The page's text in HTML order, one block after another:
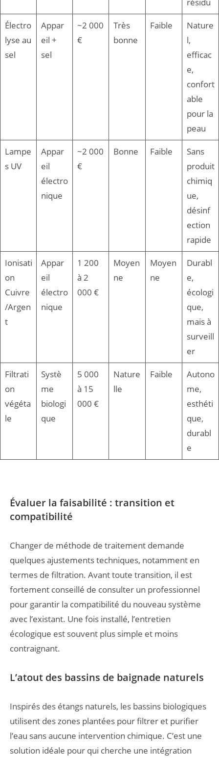
Électro
lyse au
sel
Appar
eil +
sel
~2 000
€
Très
bonne
Faible
Nature
l,
efficac
e,
confort
able
pour la
peau
Lampe
s UV
Appar
eil
électro
nique
~2 000
€
Bonne Faible
Sans
produit
chimiq
ue,
désinf
ection
rapide
Ionisati
on
Cuivre
/Argen
t
Appar
eil
électro
nique
1 200
à 2
000 €
Moyen
ne
Moyen
ne
Durabl
e,
écologi
que,
mais à
surveill
er
Filtrati
on
végéta
le
Systè
me
biologi
que
5 000
à 15
000 €
Nature
lle
Faible
Autono
me,
esthéti
que,
durabl
e
Évaluer la faisabilité : transition et
compatibilité
Changer de méthode de traitement demande
quelques ajustements techniques, notamment en
termes de filtration. Avant toute transition, il est
fortement conseillé de consulter un professionnel
pour garantir la compatibilité du nouveau système
avec l’existant. Une fois installé, l’entretien
écologique est souvent plus simple et moins
contraignant.
L’atout des bassins de baignade naturels
Inspirés des étangs naturels, les bassins biologiques
utilisent des zones plantées pour filtrer et purifier
l’eau sans aucune intervention chimique. C’est une
solution idéale pour qui cherche une intégration